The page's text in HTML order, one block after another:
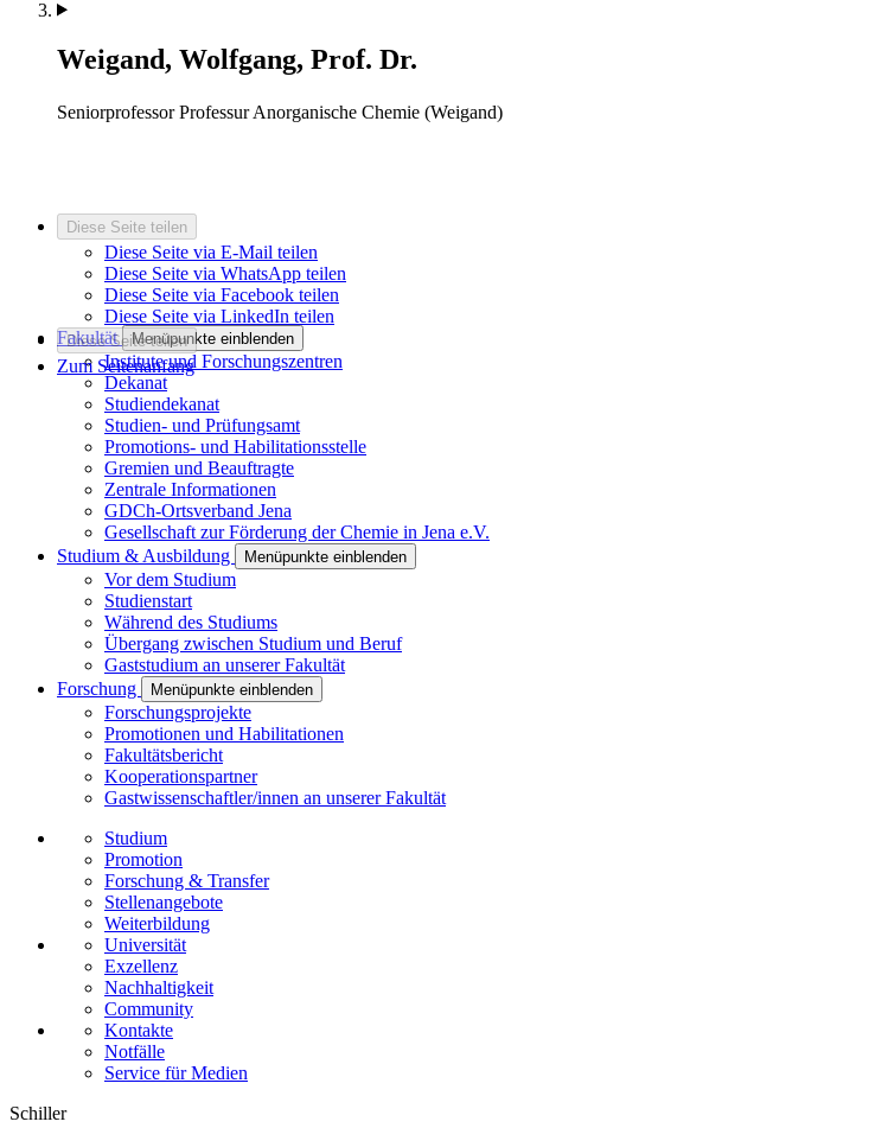
Weigand, Wolfgang, Prof. Dr.
Seniorprofessor Professur Anorganische Chemie (Weigand)
Diese Seite teilen
Diese Seite via E-Mail teilen
Diese Seite via WhatsApp teilen
Diese Seite via Facebook teilen
Diese Seite via LinkedIn teilen
Diese Seite teilen
Zum Seitenanfang
Fakultät Menüpunkte einblenden
Institute und Forschungszentren
Dekanat
Studiendekanat
Studien- und Prüfungsamt
Promotions- und Habilitationsstelle
Gremien und Beauftragte
Zentrale Informationen
GDCh-Ortsverband Jena
Gesellschaft zur Förderung der Chemie in Jena e.V.
Studium & Ausbildung
Menüpunkte einblenden
Vor dem Studium
Studienstart
Während des Studiums
Übergang zwischen Studium und Beruf
Gaststudium an unserer Fakultät
Forschung
Menüpunkte einblenden
Forschungsprojekte
Promotionen und Habilitationen
Fakultätsbericht
Kooperationspartner
Gastwissenschaftler/innen an unserer Fakultät
Studium
Promotion
Forschung & Transfer
Stellenangebote
Weiterbildung
Universität
Exzellenz
Nachhaltigkeit
Community
Kontakte
Notfälle
Service für Medien
Schiller